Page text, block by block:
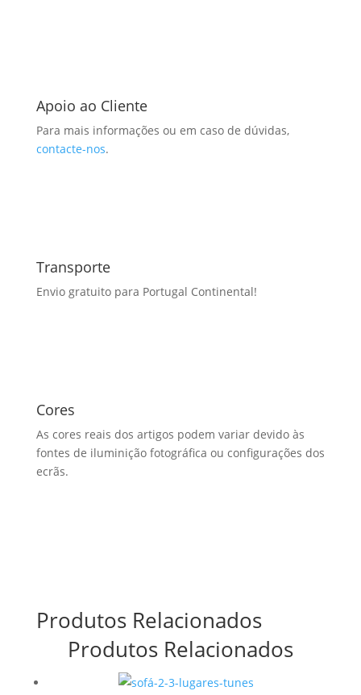
Apoio ao Cliente
Para mais informações ou em caso de dúvidas,
contacte-nos.
Transporte
Envio gratuito para Portugal Continental!
Cores
As cores reais dos artigos podem variar devido às
fontes de iluminição fotográfica ou configurações dos
ecrãs.
Produtos Relacionados
Produtos Relacionados